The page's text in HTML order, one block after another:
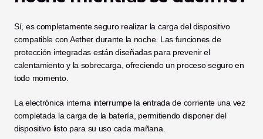
Sí, es completamente seguro realizar la carga del dispositivo
compatible con Aether durante la noche. Las funciones de
protección integradas están diseñadas para prevenir el
calentamiento y la sobrecarga, ofreciendo un proceso seguro en
todo momento.
La electrónica interna interrumpe la entrada de corriente una vez
completada la carga de la batería, permitiendo disponer del
dispositivo listo para su uso cada mañana.